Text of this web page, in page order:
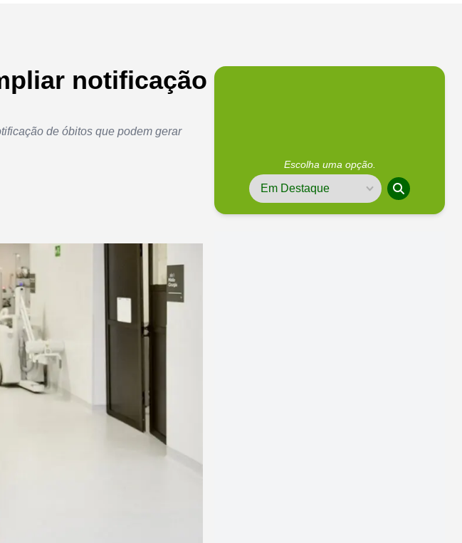
notificação
de óbitos que podem gerar
Escolha uma opção.